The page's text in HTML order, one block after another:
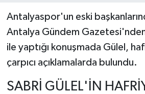
Antalyaspor'un eski
Antalya Gündem
ile yaptığı konuşmada Gülel,
çarpıcı açıklamalarda bulundu.
SABRİ GÜLEL'İN
Resmi İlan
Sağlık & Yaşam